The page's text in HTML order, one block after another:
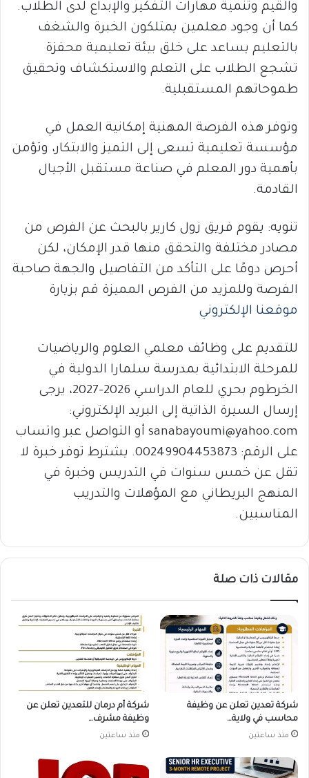
والقيم وتنمية مهارات التفكير والإبداع لدى الطلاب.
كما أن وجود معلمين يمتلكون الخبرة والشغف
بالتعليم يساعد على خلق بيئة تعليمية محفزة
تشجع الطلاب على التعلم والاستكشاف وتحقيق
طموحاتهم المستقبلية.
وتوفر هذه الفرصة المهنية إمكانية العمل في
مؤسسة تعليمية تسعى إلى التميز والابتكار، وتؤمن
بأهمية دور المعلم في صناعة مستقبل الأجيال
القادمة.
تنويه: يقوم فريق زول كارير بالبحث عن الفرص من
مصادر مختلفة والتحقق منها قدر الإمكان، لكن
أحرص دومًا على التأكد من التفاصيل والجهة صاحبة
الفرصة وللمزيد من الفرص المميزة قم بزيارة
موقعنا الإلكتروني
للتقديم على وظائف معلمي العلوم والرياضيات
للمرحلة الابتدائية بمدرسة سلمارا الدولية في
الخرطوم بحري للعام الدراسي 2026-2027، يرجى
إرسال السيرة الذاتية إلى البريد الإلكتروني:
sanabayoumi@yahoo.com أو التواصل عبر واتساب
على الرقم: 00249904453873. يشترط توفر خبرة لا
تقل عن خمس سنوات في التدريس وخبرة في
المنهج البريطاني مع المؤهلات والتدريب
المناسبين.
مقالات ذات صلة
شركة تعدين تعلن عن وظيفة
محاسب في ولاية…
منذ ساعتين
شركة أم درمان للتعدين تعلن عن
وظيفة مشرف…
منذ ساعتين